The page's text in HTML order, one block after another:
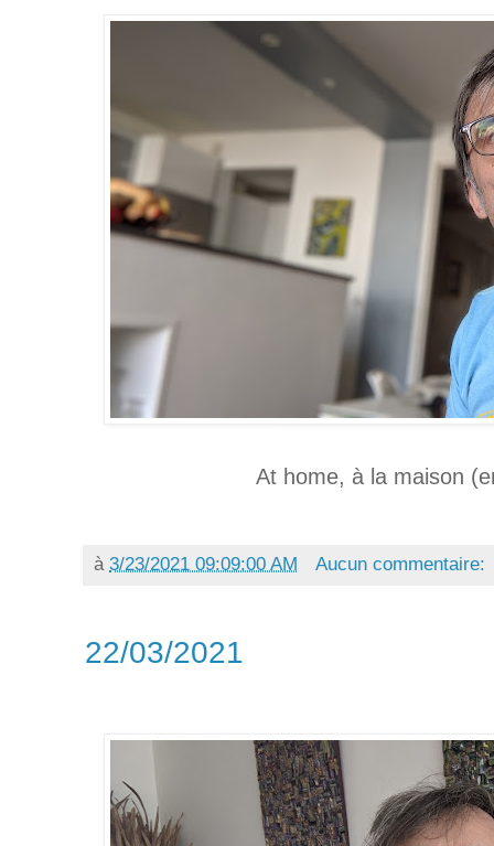
At home, à la maison
à 3/23/2021 09:09:00 AM Aucun commentaire:
22/03/2021